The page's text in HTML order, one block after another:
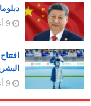
9 أغسطس، 2026
البشرية
9 أغسطس، 2026